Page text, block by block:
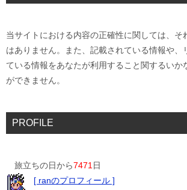
当サイトにおける内容の正確性に関しては、そ
はありません。また、記載されている情報や、
ている情報をあなたが利用すること関するいか
ができません。
PROFILE
旅立ちの日から7471日
[ ranのプロフィール ]